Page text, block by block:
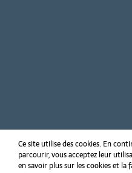
Copyright 2019 Golf
Ce site utilise des cookies. En
parcourir, vous acceptez leur
en savoir plus sur les cookies et la